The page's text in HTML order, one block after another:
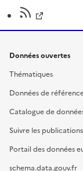
Données ouvertes
Thématiques
Données de
Catalogue de
Suivre les
Portail des données
schema.data.gouv.fr